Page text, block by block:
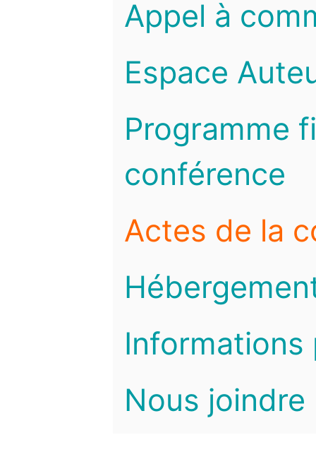
Appel à
Espace
Programme
conférence
Actes de la
Informations
Nous joindre